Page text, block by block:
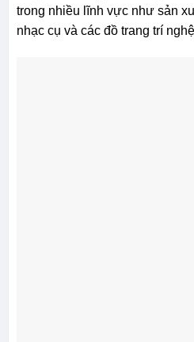
trong nhiều lĩnh vực như sản
nhạc cụ và các đồ trang trí